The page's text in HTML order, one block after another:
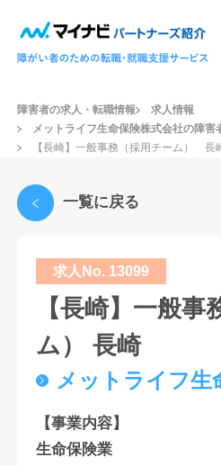
障害者の求人・転職情報
求人情報
メットライフ生命保険株式会社の障害
【長崎】一般事務（採用チーム） 長
一覧に戻る
求人No. 13099
【長崎】一般事
ム） 長崎
メットライフ生
【事業内容】
生命保険業